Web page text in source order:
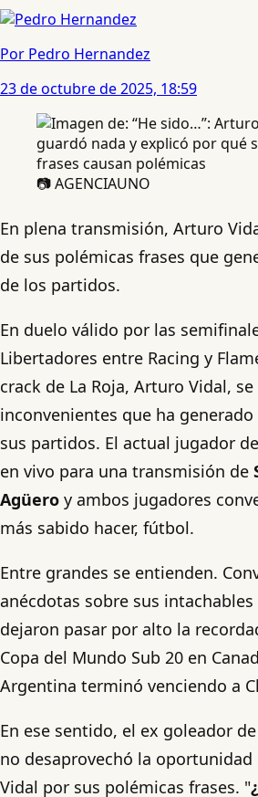
Por Pedro Hernandez
23 de octubre de 2025, 18:59
📷 AGENCIAUNO
En plena transmisión, Arturo
de sus polémicas frases que
de los partidos.
En duelo válido por las
Libertadores entre Racing y
crack de La Roja, Arturo Vidal,
inconvenientes que ha
sus partidos. El actual jugador
en vivo para una transmisión de
Agüero y ambos jugadores
más sabido hacer, fútbol.
Entre grandes se entienden.
anécdotas sobre sus
dejaron pasar por alto la
Copa del Mundo Sub 20 en
Argentina terminó venciendo a
En ese sentido, el ex goleador
no desaprovechó la
Vidal por sus polémicas frases. "